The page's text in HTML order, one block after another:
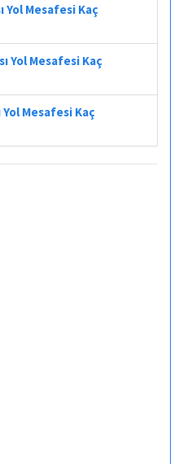
Yol Mesafesi Kaç
Yol Mesafesi Kaç
Mesafesi Kaç